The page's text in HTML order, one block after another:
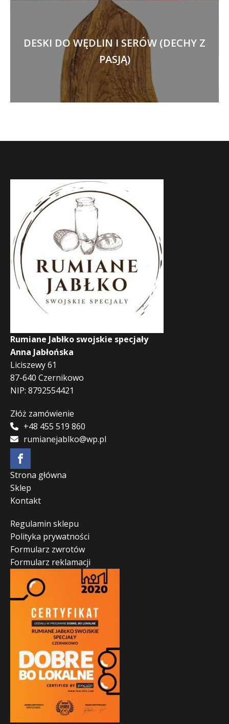
DESKI DO WĘDLIN I SERÓW (DECHY Z
PASJĄ)
Rumiane Jabłko swojskie specjały
Anna Jabłońska
Liciszewy 61
87-640 Czernikowo
NIP: 8792554421
Złóż zamówienie
+48 455 519 860
rumianejablko@wp.pl
Strona główna
Sklep
Kontakt
Regulamin sklepu
Polityka prywatności
Formularz zwrotów
Formularz reklamacji